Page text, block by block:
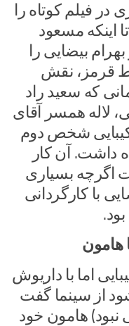
فیلم کوتاه را
اینکه مسعود
بیضایی را
قرمز، نقش
که سعید راد
لاله همسر آقای
شخص دوم
داشت. آن کار
اگرچه بسیاری
با کارگردانی
هامون
اما با داریوش
از سینما گفت
هامون خود